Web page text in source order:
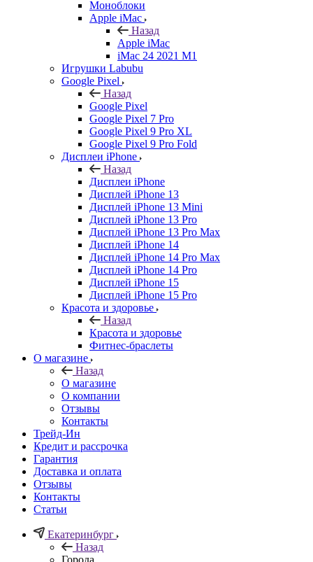
Моноблоки
Apple iMac
Назад
Apple iMac
iMac 24 2021 M1
Игрушки Labubu
Google Pixel
Назад
Google Pixel
Google Pixel 7 Pro
Google Pixel 9 Pro XL
Google Pixel 9 Pro Fold
Дисплеи iPhone
Назад
Дисплеи iPhone
Дисплей iPhone 13
Дисплей iPhone 13 Mini
Дисплей iPhone 13 Pro
Дисплей iPhone 13 Pro Max
Дисплей iPhone 14
Дисплей iPhone 14 Pro Max
Дисплей iPhone 14 Pro
Дисплей iPhone 15
Дисплей iPhone 15 Pro
Красота и здоровье
Назад
Красота и здоровье
Фитнес-браслеты
О магазине
Назад
О магазине
О компании
Отзывы
Контакты
Трейд-Ин
Кредит и рассрочка
Гарантия
Доставка и оплата
Отзывы
Контакты
Статьи
Екатеринбург
Назад
Города